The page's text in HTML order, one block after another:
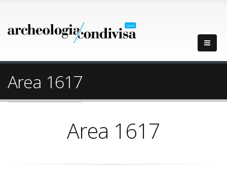
Area 1617
Area 1617